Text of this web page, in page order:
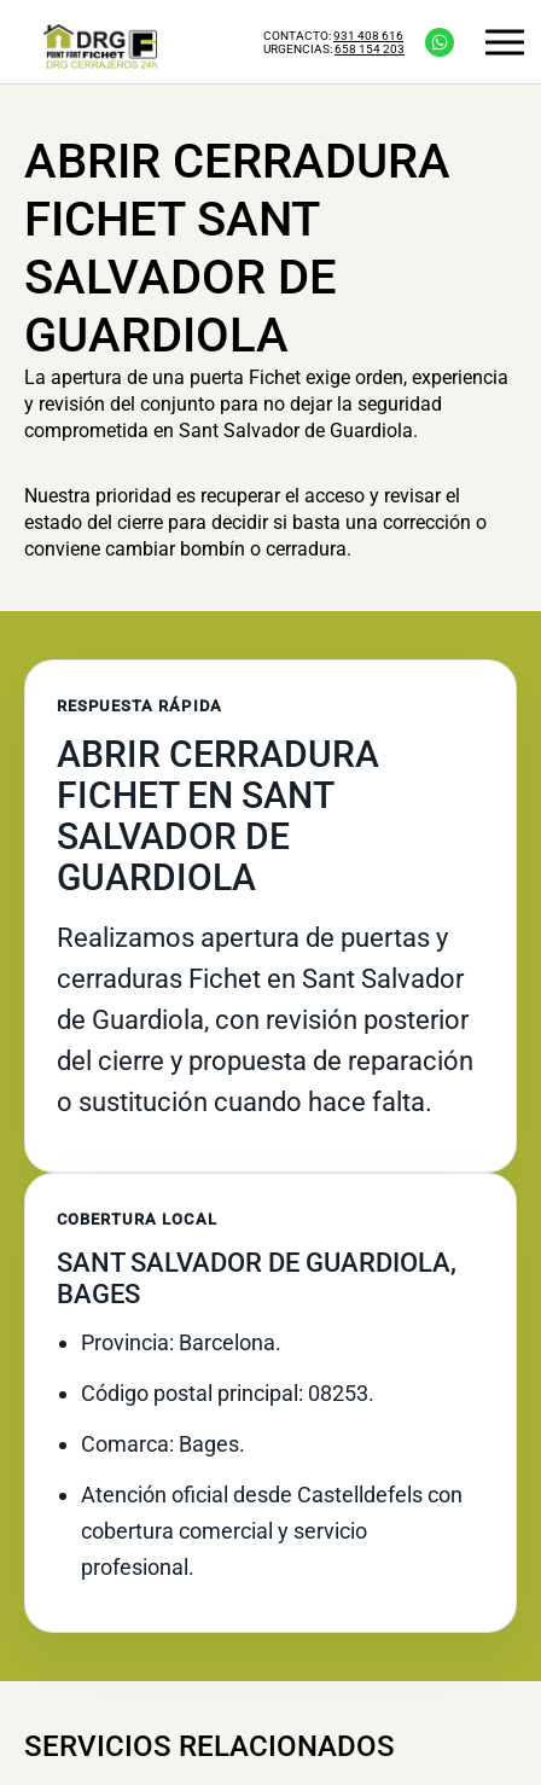
CONTACTO:931 408 616
URGENCIAS:658 154 203
ABRIR CERRADURA
FICHET SANT
SALVADOR DE
GUARDIOLA
La apertura de una puerta Fichet exige orden, experiencia
y revisión del conjunto para no dejar la seguridad
comprometida en Sant Salvador de Guardiola.
Nuestra prioridad es recuperar el acceso y revisar el
estado del cierre para decidir si basta una corrección o
conviene cambiar bombín o cerradura.
RESPUESTA RÁPIDA
ABRIR CERRADURA
FICHET EN SANT
SALVADOR DE
GUARDIOLA
Realizamos apertura de puertas y
cerraduras Fichet en Sant Salvador
de Guardiola, con revisión posterior
del cierre y propuesta de reparación
o sustitución cuando hace falta.
COBERTURA LOCAL
SANT SALVADOR DE GUARDIOLA,
BAGES
Provincia: Barcelona.
Código postal principal: 08253.
Comarca: Bages.
Atención oficial desde Castelldefels con
cobertura comercial y servicio
profesional.
SERVICIOS RELACIONADOS